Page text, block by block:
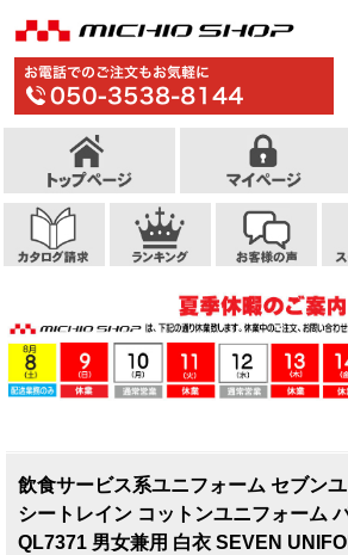
飲食サービス系ユニフォーム セブン
シートレイン コットンユニフォーム
QL7371 男女兼用 白衣 SEVEN